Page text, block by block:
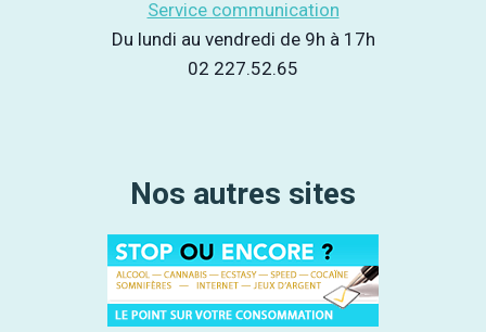
Service communication
Du lundi au vendredi de 9h à 17h
02 227.52.65
Nos autres sites